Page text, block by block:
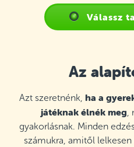
Válassz
Az
Azt szeretnénk, ha a
játéknak élnék meg
gyakorlásnak. Minden
számukra, amitől